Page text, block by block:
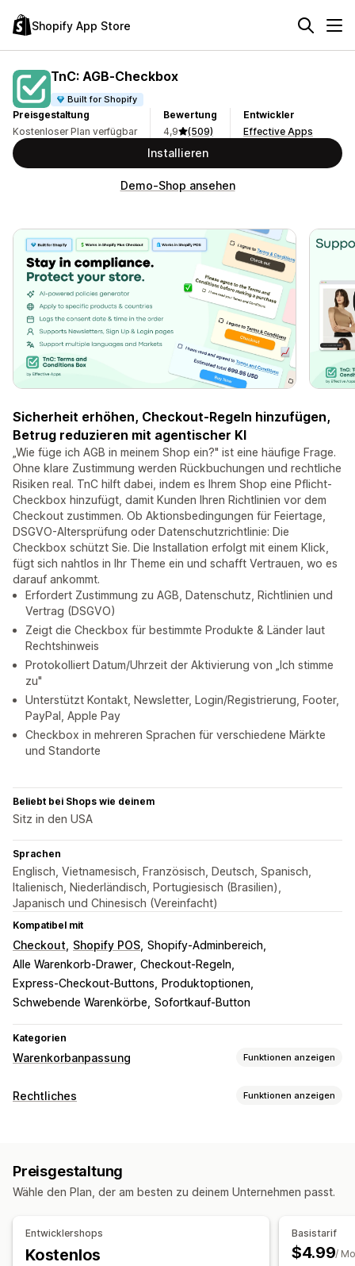
Shopify App Store
TnC: AGB‑Checkbox
Built for Shopify
Preisgestaltung
Kostenloser Plan verfügbar
Bewertung
4,9
(509)
Entwickler
Effective Apps
Installieren
Demo-Shop ansehen
Sicherheit erhöhen, Checkout-Regeln hinzufügen,
Betrug reduzieren mit agentischer KI
„Wie füge ich AGB in meinem Shop ein?" ist eine häufige Frage.
Ohne klare Zustimmung werden Rückbuchungen und rechtliche
Risiken real. TnC hilft dabei, indem es Ihrem Shop eine Pflicht-
Checkbox hinzufügt, damit Kunden Ihren Richtlinien vor dem
Checkout zustimmen. Ob Aktionsbedingungen für Feiertage,
DSGVO-Altersprüfung oder Datenschutzrichtlinie: Die
Checkbox schützt Sie. Die Installation erfolgt mit einem Klick,
fügt sich nahtlos in Ihr Theme ein und schafft Vertrauen, wo es
darauf ankommt.
Erfordert Zustimmung zu AGB, Datenschutz, Richtlinien und
Vertrag (DSGVO)
Zeigt die Checkbox für bestimmte Produkte & Länder laut
Rechtshinweis
Protokolliert Datum/Uhrzeit der Aktivierung von „Ich stimme
zu"
Unterstützt Kontakt, Newsletter, Login/Registrierung, Footer,
PayPal, Apple Pay
Checkbox in mehreren Sprachen für verschiedene Märkte
und Standorte
Beliebt bei Shops wie deinem
Sitz in den USA
Sprachen
Englisch, Vietnamesisch, Französisch, Deutsch, Spanisch,
Italienisch, Niederländisch, Portugiesisch (Brasilien),
Japanisch und Chinesisch (Vereinfacht)
Kompatibel mit
Checkout Shopify POS Shopify-Adminbereich
Alle Warenkorb-Drawer Checkout-Regeln
Express-Checkout-Buttons
Produktoptionen
Schwebende Warenkörbe Sofortkauf-Button
Kategorien
Warenkorbanpassung Funktionen anzeigen
Warenkorbanzeige
Responsivität für Mobilgeräte
Fixierter Warenkorb Kontrollkästchen für AGBs
Upselling
Rechtliches Funktionen anzeigen
Datenschutz Steueroptimierung
Richtlinienverwaltung TSE-Compliance
Preisgestaltung
Wähle den Plan, der am besten zu deinem Unternehmen passt.
Entwicklershops
Kostenlos
Basistarif
$4.99/